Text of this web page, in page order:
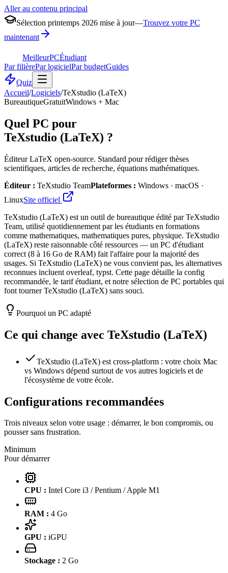
Aller au contenu principal
Sélection printemps 2026 mise à jour—Trouvez votre PC
maintenant
MeilleurPCÉtudiant
Par filièrePar logicielPar budgetGuides
Quiz
Accueil/Logiciels/TeXstudio (LaTeX)
BureautiqueGratuitWindows + Mac
Quel PC pour
TeXstudio (LaTeX) ?
Éditeur LaTeX open-source. Standard pour rédiger thèses
scientifiques, articles de recherche, équations mathématiques.
Éditeur : TeXstudio TeamPlateformes : Windows · macOS ·
LinuxSite officiel
TeXstudio (LaTeX) est un outil de bureautique édité par TeXstudio
Team, utilisé quotidiennement par les étudiants en formations
comme mathematiques, mathematiques pures, physique. TeXstudio
(LaTeX) reste raisonnable côté ressources — un PC d'étudiant
correct (8 à 16 Go de RAM) fait l'affaire pour la majorité des
usages. Si TeXstudio (LaTeX) ne vous convient pas, les alternatives
reconnues incluent overleaf, typst. Cette page détaille la config
recommandée, le tarif étudiant, et notre sélection de PC portables qui
font tourner TeXstudio (LaTeX) sans souci.
Pourquoi un PC adapté
Ce qui change avec TeXstudio (LaTeX)
TeXstudio (LaTeX) est cross-platform : votre choix Mac
vs Windows dépend surtout de vos autres logiciels et de
l'écosystème de votre école.
Configurations recommandées
Trois niveaux selon votre usage : démarrer, le bon compromis, ou
pousser sans frustration.
Minimum
Pour démarrer
CPU : Intel Core i3 / Pentium / Apple M1
RAM : 4 Go
GPU : iGPU
Stockage : 2 Go